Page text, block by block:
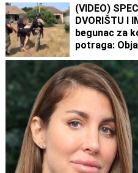
(VIDEO)
DVORIŠTU I
begunac za
potraga: